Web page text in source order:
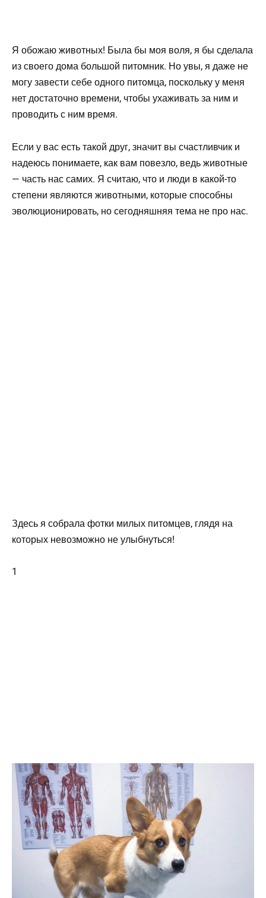
Я обожаю животных! Была бы моя воля, я бы сделала
из своего дома большой питомник. Но увы, я даже не
могу завести себе одного питомца, поскольку у меня
нет достаточно времени, чтобы ухаживать за ним и
проводить с ним время.
Если у вас есть такой друг, значит вы счастливчик и
надеюсь понимаете, как вам повезло, ведь животные
— часть нас самих. Я считаю, что и люди в какой-то
степени являются животными, которые способны
эволюционировать, но сегодняшняя тема не про нас.
Здесь я собрала фотки милых питомцев, глядя на
которых невозможно не улыбнуться!
1